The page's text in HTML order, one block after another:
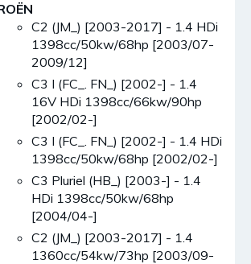
C2 (JM_) [2003-2017] - 1.4 HDi
1398cc/50kw/68hp [2003/07-
2009/12]
C3 I (FC_. FN_) [2002-] - 1.4
16V HDi 1398cc/66kw/90hp
[2002/02-]
C3 I (FC_. FN_) [2002-] - 1.4 HDi
1398cc/50kw/68hp [2002/02-]
C3 Pluriel (HB_) [2003-] - 1.4
HDi 1398cc/50kw/68hp
[2004/04-]
C2 (JM_) [2003-2017] - 1.4
1360cc/54kw/73hp [2003/09-